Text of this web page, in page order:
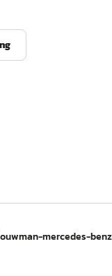
mercedes-